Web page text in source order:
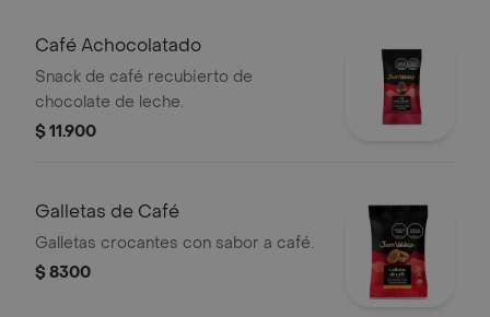
Café Achocolatado
Snack de café recubierto de
chocolate de leche.
$ 11.900
Galletas de Café
Galletas crocantes con sabor a café.
$ 8300